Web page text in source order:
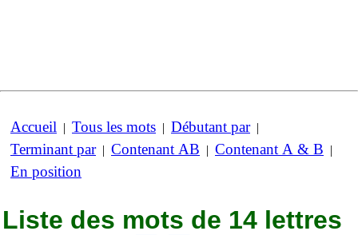
Accueil | Tous les mots | Débutant par|
Terminant par| Contenant AB | Contenant A & B |
En position
Liste des mots de 14 lettres